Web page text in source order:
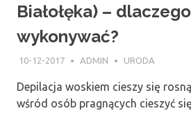
Białołęka) –
wykonywać?
10-12-2017 ADMIN URODA
Depilacja woskiem cieszy się
wśród osób pragnących cieszyć